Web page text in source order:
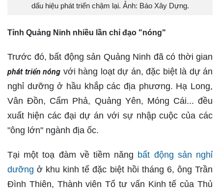
dấu hiệu phát triển chậm lại. Ảnh: Báo Xây Dựng.
Tỉnh Quảng Ninh nhiều lần chỉ đạo "nóng"
Trước đó, bất động sản Quảng Ninh đã có thời gian
phát triển nóng với hàng loạt dự án, đặc biệt là dự án
nghỉ dưỡng ở hầu khắp các địa phương. Hạ Long,
Vân Đồn, Cẩm Phả, Quảng Yên, Móng Cái... đều
xuất hiện các đại dự án với sự nhập cuộc của các
"ông lớn" ngành địa ốc.
Tại một toạ đàm về tiềm năng bất động sản nghỉ
dưỡngở khu kinh tế đặc biệt hồi tháng 6, ông Trần
Đình Thiên, Thành viên Tổ tư vấn Kinh tế của Thủ